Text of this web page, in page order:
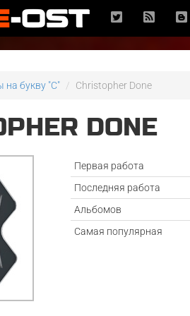
на букву "C" Christopher Done
DONE
Первая работа
Последняя работа
Альбомов
Самая популярная